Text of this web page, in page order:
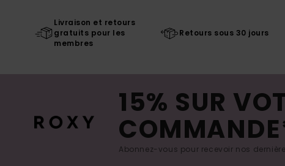
Livraison et retours
gratuits pour les
membres
Retours sous 30 jours
15% SUR
Abonnez-vous pour recevoir nos